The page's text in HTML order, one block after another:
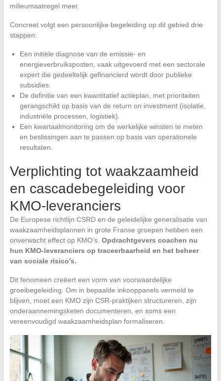
milieumaatregel meer.
Concreet volgt een persoonlijke begeleiding op dit gebied drie
stappen:
Een initiële diagnose van de emissie- en
energieverbruiksposten, vaak uitgevoerd met een sectorale
expert die gedeeltelijk gefinancierd wordt door publieke
subsidies.
De definitie van een kwantitatief actieplan, met prioriteiten
gerangschikt op basis van de return on investment (isolatie,
industriële processen, logistiek).
Een kwartaalmonitoring om de werkelijke winsten te meten
en beslissingen aan te passen op basis van operationele
resultaten.
Verplichting tot waakzaamheid
en cascadebegeleiding voor
KMO-leveranciers
De Europese richtlijn CSRD en de geleidelijke generalisatie van
waakzaamheidsplannen in grote Franse groepen hebben een
onverwacht effect op KMO’s. Opdrachtgevers coachen nu
hun KMO-leveranciers op traceerbaarheid en het beheer
van sociale risico’s.
Dit fenomeen creëert een vorm van voorwaardelijke
groeibegeleiding. Om in bepaalde inkooppanels vermeld te
blijven, moet een KMO zijn CSR-praktijken structureren, zijn
onderaannemingsketen documenteren, en soms een
vereenvoudigd waakzaamheidsplan formaliseren.